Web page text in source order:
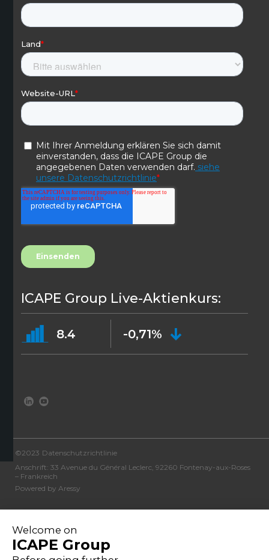
ICAPE Group Live-Aktienkurs:
8.4 -0,71%
©2023 Datenschutzrichtlinie
Anschrift: 33 Avenue du Général Leclerc, 92260 Fontenay-aux-Roses
– Frankreich
Powered by Aressy